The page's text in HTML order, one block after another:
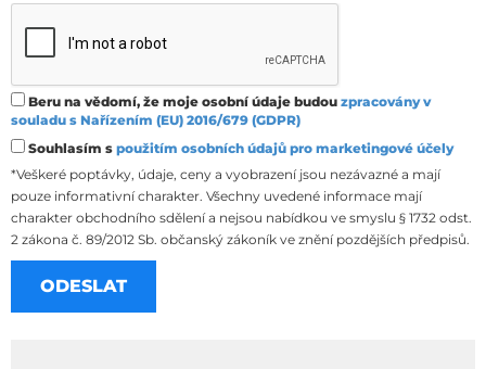
Beru na vědomí, že moje osobní údaje budou zpracovány v
souladu s Nařízením (EU) 2016/679 (GDPR)
Souhlasím s použitím osobních údajů pro marketingové účely
*Veškeré poptávky, údaje, ceny a vyobrazení jsou nezávazné a mají
pouze informativní charakter. Všechny uvedené informace mají
charakter obchodního sdělení a nejsou nabídkou ve smyslu § 1732 odst.
2 zákona č. 89/2012 Sb. občanský zákoník ve znění pozdějších předpisů.